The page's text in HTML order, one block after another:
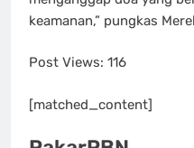
keamanan,” pungkas
Post Views: 116
[matched_content]